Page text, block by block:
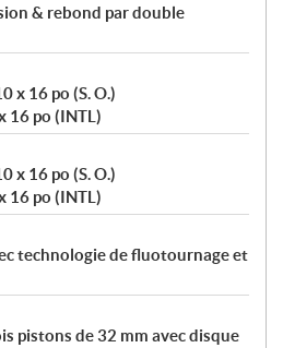
& rebond par double
x 16 po (S. O.)
16 po (INTL)
x 16 po (S. O.)
16 po (INTL)
technologie de fluotournage et
pistons de 32 mm avec disque